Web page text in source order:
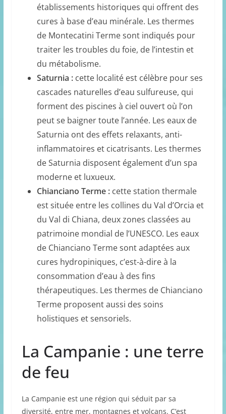
établissements historiques qui offrent des
cures à base d’eau minérale. Les thermes
de Montecatini Terme sont indiqués pour
traiter les troubles du foie, de l’intestin et
du métabolisme.
Saturnia :cette localité est célèbre pour ses
cascades naturelles d’eau sulfureuse, qui
forment des piscines à ciel ouvert où l’on
peut se baigner toute l’année. Les eaux de
Saturnia ont des effets relaxants, anti-
inflammatoires et cicatrisants. Les thermes
de Saturnia disposent également d’un spa
moderne et luxueux.
Chianciano Terme :cette station thermale
est située entre les collines du Val d’Orcia et
du Val di Chiana, deux zones classées au
patrimoine mondial de l’UNESCO. Les eaux
de Chianciano Terme sont adaptées aux
cures hydropiniques, c’est-à-dire à la
consommation d’eau à des fins
thérapeutiques. Les thermes de Chianciano
Terme proposent aussi des soins
holistiques et sensoriels.
La Campanie : une terre
de feu
La Campanie est une région qui séduit par sa
diversité, entre mer, montagnes et volcans. C’est